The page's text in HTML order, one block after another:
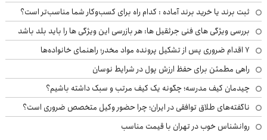
ثبت برند یا خرید برند آماده : کدام راه برای کسب‌وکار شما مناسب‌تر است؟
بررسی ویژگی های فنی جرثقیل ها: هر بازرسی این ویژگی ها را باید بلد باشد
۷ اقدام ضروری پس از تشکیل پرونده مواد مخدر؛ راهنمای خانواده‌ها
راهی مطمئن برای حفظ ارزش پول در شرایط نوسان
چیدمان کیف مدرسه؛ چگونه یک کیف مرتب و سبک داشته باشیم؟
ناگفته‌های طلاق توافقی در ایران؛ چرا حضور وکیل متخصص ضروری است؟
روانشناس خوب در تهران با قیمت مناسب